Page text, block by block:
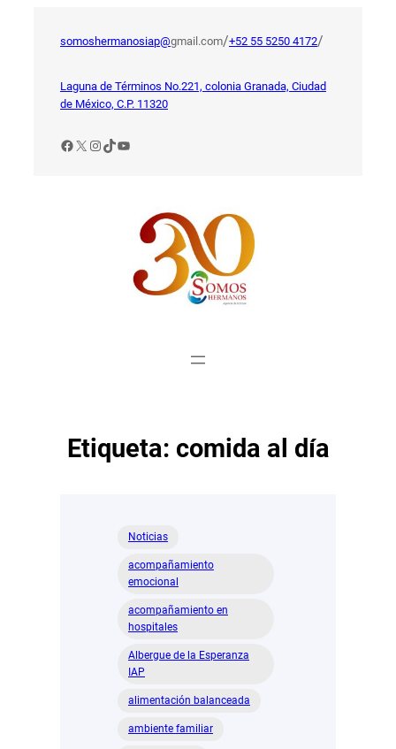
somoshermanosiap@gmail.com/+52 55 5250 4172/
Laguna de Términos No.221, colonia Granada, Ciudad
de México, C.P. 11320
Facebook
X Instagram
TikTok
YouTube
Etiqueta: comida al día
Noticias
acompañamiento
emocional
acompañamiento en
hospitales
Albergue de la Esperanza
IAP
alimentación balanceada
ambiente familiar